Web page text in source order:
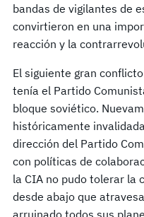
bandas de vigilantes de
convirtieron en una
reacción y la
El siguiente gran
tenía el Partido
bloque soviético.
históricamente
dirección del Partido
con políticas de
la CIA no pudo tolerar la
desde abajo que
arruinado todos sus